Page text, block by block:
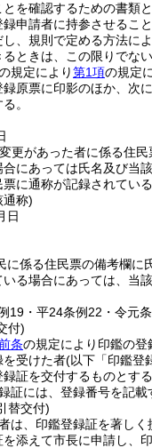
を確認するための書類
申請者に持参させるこ
し、規則で定める方法に
ときは、この限りでない
規定により第1項の規定
録原票に印影のほか、次
。
更があった者に係る住
合にあっては氏名及び当
票に通称が記録されてい
通称)
日
に係る住民票の備考欄に
る場合にあっては、当
19・平24条例22・令元
付)
条の規定により印鑑の登
を受けた者(以下「印鑑登
証を交付するものとする
証には、登録番号を記載
替交付)
は、印鑑登録証を著しく
を添えて市長に申請し、